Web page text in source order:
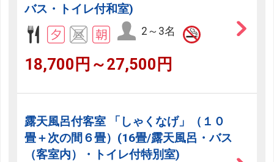
バス・トイレ付和室)
2～3名
18,700円～27,500円
露天風呂付客室 「しゃくなげ」（１０
畳＋次の間６畳）(16畳/露天風呂・バス
（客室内）・トイレ付特別室)